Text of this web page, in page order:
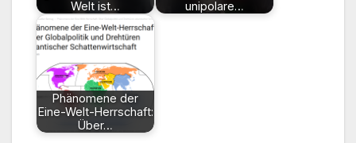
Welt ist…
unipolare…
Phänomene der
Eine-Welt-Herrschaft:
Über…